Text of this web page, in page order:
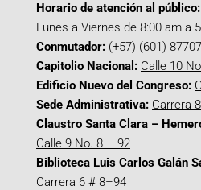
Horario de atención al público:
Lunes a Viernes de 8:00 am a
Conmutador: (+57) (601)
Capitolio Nacional: Calle 10
Edificio Nuevo del Congreso:
Sede Administrativa: Carrera
Claustro Santa Clara –
Calle 9 No. 8 – 92
Biblioteca Luis Carlos Galán
Carrera 6 # 8–94